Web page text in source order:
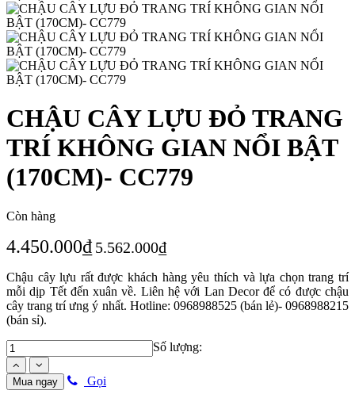
CHẬU CÂY LỰU ĐỎ TRANG
TRÍ KHÔNG GIAN NỔI BẬT
(170CM)- CC779
Còn hàng
4.450.000₫ 5.562.000₫
Chậu cây lựu rất được khách hàng yêu thích và lựa chọn trang trí
mỗi dịp Tết đến xuân về. Liên hệ với Lan Decor để có được chậu
cây trang trí ưng ý nhất. Hotline: 0968988525 (bán lẻ)- 0968988215
(bán sỉ).
Số lượng:
Mua ngay Gọi